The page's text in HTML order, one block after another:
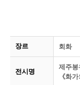
장르 회화
전시명
제주봉
《화